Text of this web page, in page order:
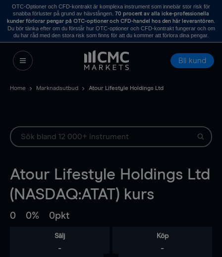
OTC-Optioner och CFD-kontrakt är komplexa instrument som innebär stor risk för
snabba förluster på grund av hävstången. 70 procent av alla icke-professionella
kunder förlorar pengar på OTC-optioner och CFD-handel hos den här leverantören.
Du bör tänka efter om du förstår hur OTC-optioner och CFD-kontrakt fungerar och om
du har råd med den stora risk som finns för att du kommer att förlora dina pengar.
Bli kund
Home Marknadsutbud Atour Lifestyle Holdings Ltd
Atour Lifestyle Holdings Ltd
(NASDAQ:ATAT) kurs
0 0% 0pkt
Sälj
-
Köp
-